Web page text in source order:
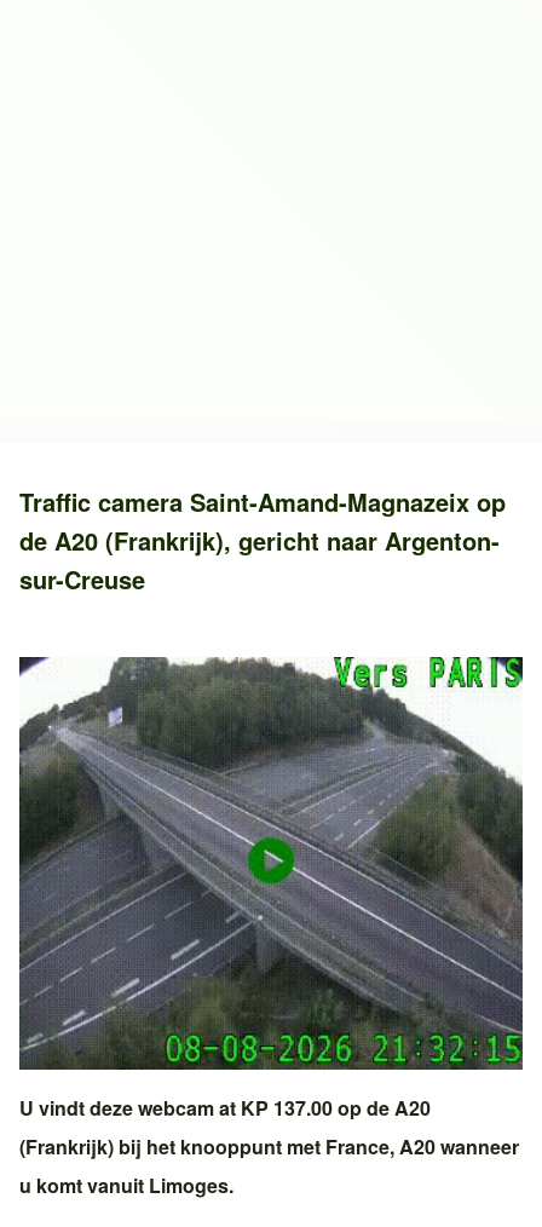
Traffic camera Saint-Amand-Magnazeix op
de A20 (Frankrijk), gericht naar Argenton-
sur-Creuse
U vindt deze webcam at KP 137.00 op de A20
(Frankrijk) bij het knooppunt met France, A20wanneer
u komt vanuit Limoges.